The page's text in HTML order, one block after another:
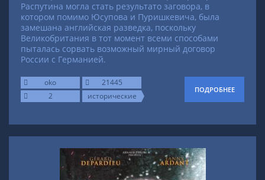
Распутина могла стать результато заговора, в
котором помимо Юсупова и Пуришкевича, была
замешана английская разведка, поскольку
Великобритания в тот момент всеми способами
пыталась сорвать возможный мирный договор
России с Германией.
oko
21445
2
исторические
ПОДРОБНЕЕ